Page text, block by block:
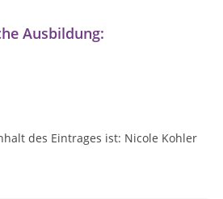
Ausbildung:
des Eintrages ist: Nicole Kohler